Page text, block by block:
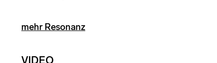
mehr Resonanz